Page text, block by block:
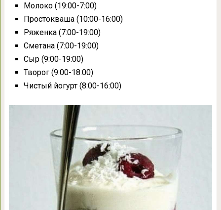
Молоко (19:00-7:00)
Простокваша (10:00-16:00)
Ряженка (7:00-19:00)
Сметана (7:00-19:00)
Сыр (9:00-19:00)
Творог (9:00-18:00)
Чистый йогурт (8:00-16:00)